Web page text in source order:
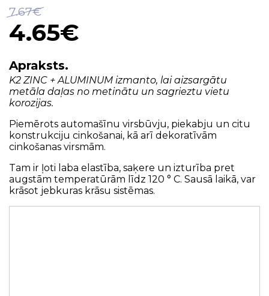
7.67€
4.65€
Apraksts.
K2 ZINC + ALUMINUM izmanto, lai aizsargātu
metāla daļas no metinātu un sagrieztu vietu
korozijas.
Piemērots automašīnu virsbūvju, piekabju un citu
konstrukciju cinkošanai, kā arī dekoratīvām
cinkošanas virsmām.
Tam ir ļoti laba elastība, saķere un izturība pret
augstām temperatūrām līdz 120 ° C. Sausā laikā, var
krāsot jebkuras krāsu sistēmas.